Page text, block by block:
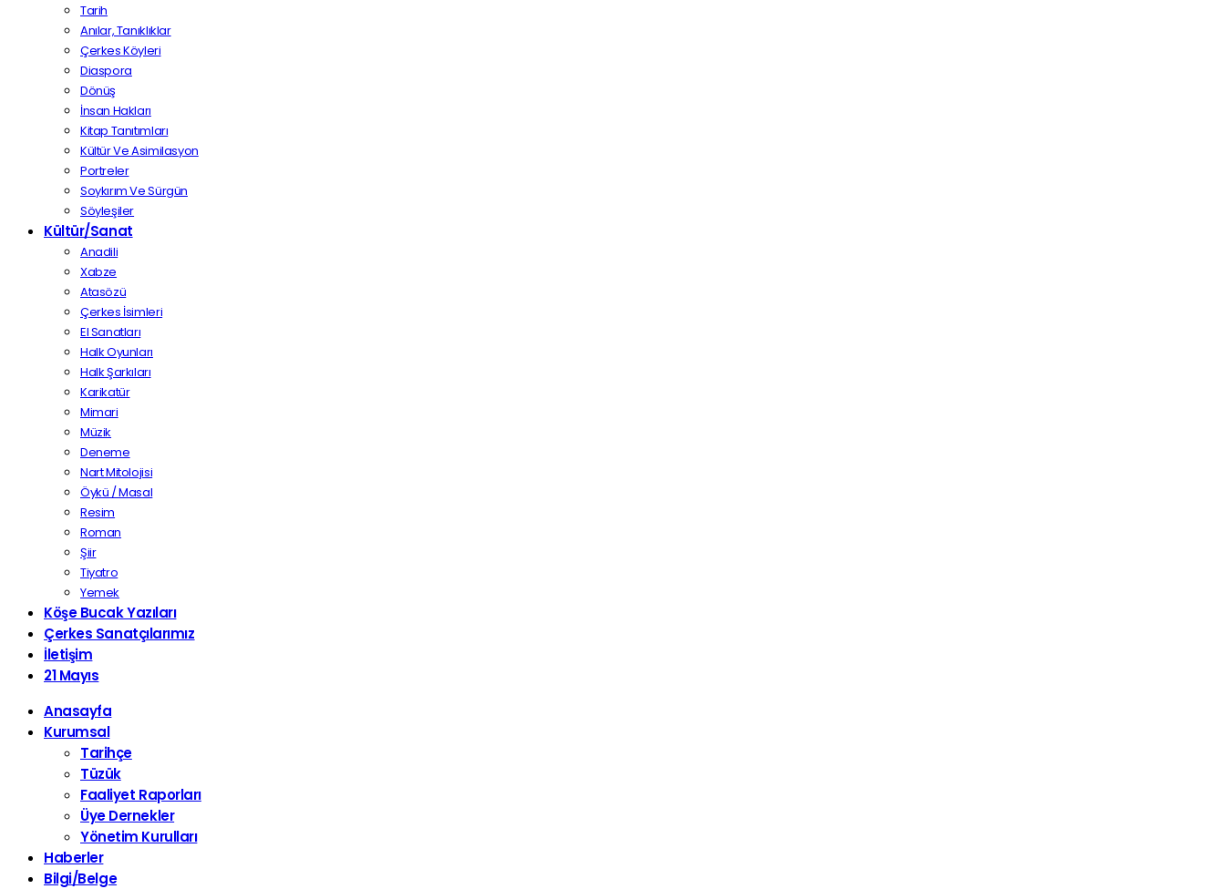
Tarih
Anılar, Tanıklıklar
Çerkes Köyleri
Diaspora
Dönüş
İnsan Hakları
Kitap Tanıtımları
Kültür Ve Asimilasyon
Portreler
Soykırım Ve Sürgün
Söyleşiler
Kültür/Sanat
Anadili
Xabze
Atasözü
Çerkes İsimleri
El Sanatları
Halk Oyunları
Halk Şarkıları
Karikatür
Mimari
Müzik
Deneme
Nart Mitolojisi
Öykü / Masal
Resim
Roman
Şiir
Tiyatro
Yemek
Köşe Bucak Yazıları
Çerkes Sanatçılarımız
İletişim
21 Mayıs
Anasayfa
Kurumsal
Tarihçe
Tüzük
Faaliyet Raporları
Üye Dernekler
Yönetim Kurulları
Haberler
Bilgi/Belge